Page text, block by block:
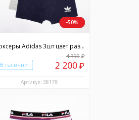
-50%
Боксеры Adidas 3шт цвет разноцветный
В наличии
4 390₽
2 200 ₽
Артикул: 38178